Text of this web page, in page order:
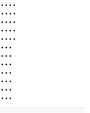
• • • •
• • • •
• • • •
• • • •
• • • •
• • •
• • •
• • •
• • •
• • •
• • •
• • •